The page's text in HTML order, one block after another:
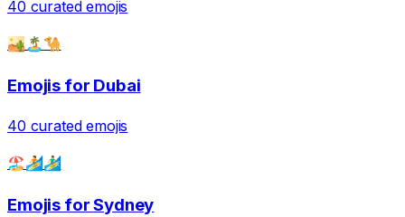
40 curated emojis
🏜️🏝️🐪
Emojis for Dubai
40 curated emojis
🏖️🏄🏄‍♂️
Emojis forSydney